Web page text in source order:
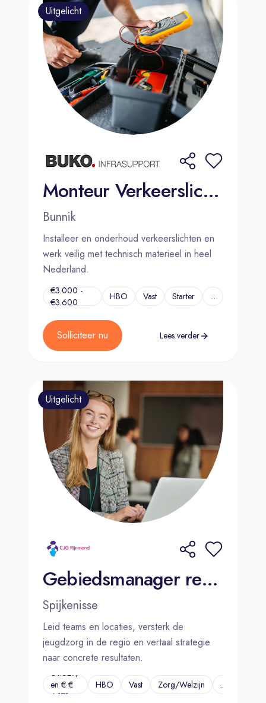
Uitgelicht
Monteur Verkeerslichten
Bunnik
Installeer en onderhoud verkeerslichten en
werk veilig met technisch materieel in heel
Nederland.
€3.000 -
€3.600
HBO Vast Starter ...
Solliciteer nu Lees verder
Uitgelicht
Gebiedsmanager regio Zuid- Hollandse eilanden
Spijkenisse
Leid teams en locaties, versterk de
jeugdzorg in de regio en vertaal strategie
naar concrete resultaten.
€4.627,-
en € €
6.171,-
HBO Vast Zorg/Welzijn ...